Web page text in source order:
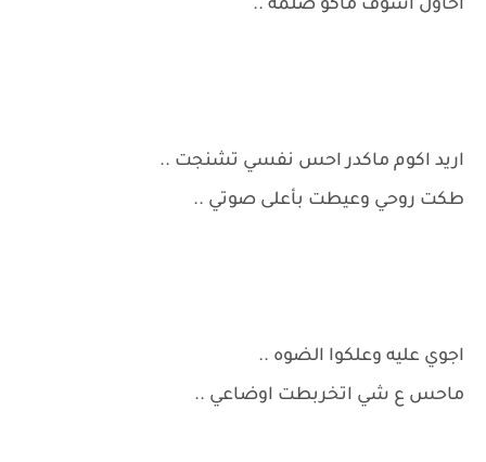
احاول اشوف ماكو ضلمه ..
اريد اكوم ماكدر احس نفسي تشنجت ..
طكت روحي وعيطت بأعلى صوتي ..
اجوي عليه وعلكوا الضوه ..
ماحس ع شي اتخربطت اوضاعي ..